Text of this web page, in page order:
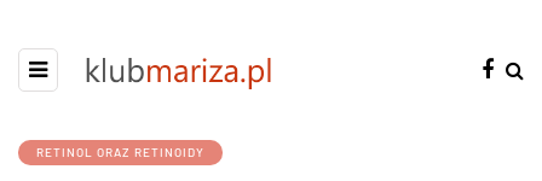
RETINOL ORAZ RETINOIDY